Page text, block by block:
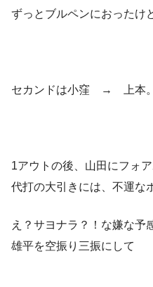
ずっとブルペンにおったけ
セカンドは小窪 → 上本。
1アウトの後、山田にフォア
代打の大引きには、不運な
え？サヨナラ？！な嫌な予
雄平を空振り三振にして